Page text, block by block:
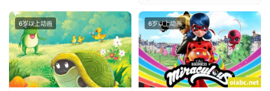
6岁以上动画 6岁以上动画